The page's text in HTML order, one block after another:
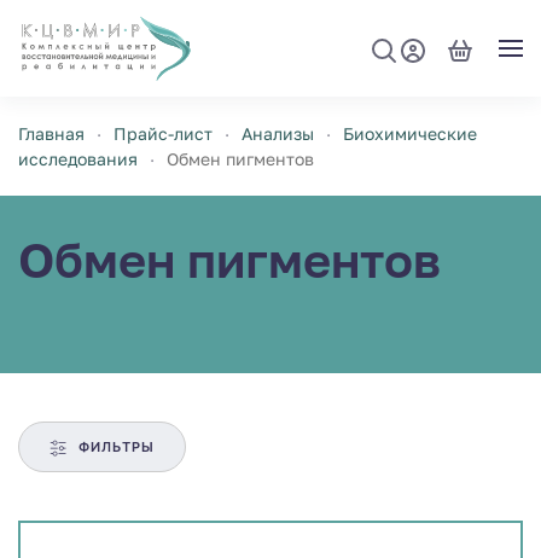
Перейти к содержимому
Главная Прайс-лист Анализы
Биохимические
исследования
Обмен пигментов
Обмен пигментов
ФИЛЬТРЫ